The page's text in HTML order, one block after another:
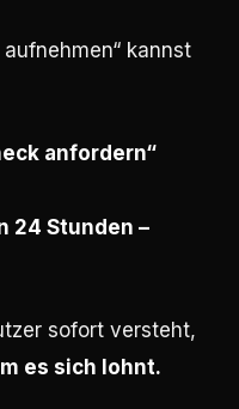
kannst
anfordern“
24 Stunden –
sofort versteht,
es sich lohnt.